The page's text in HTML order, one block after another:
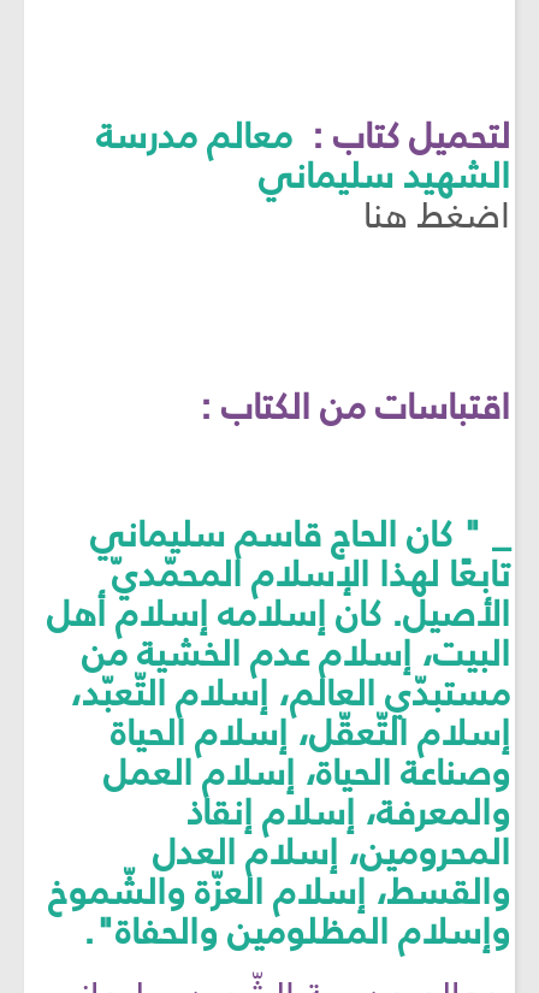
لتحميل كتاب : معالم مدرسة
الشهيد سليماني
اضغط هنا
اقتباسات من الكتاب :
_ " كان الحاج قاسم سليماني
تابعًا لهذا الإسلام المحمّديّ
الأصيل. كان إسلامه إسلام أهل
البيت، إسلام عدم الخشية من
مستبدّي العالم، إسلام التّعبّد،
إسلام التّعقّل، إسلام الحياة
وصناعة الحياة، إسلام العمل
والمعرفة، إسلام إنقاذ
المحرومين، إسلام العدل
والقسط، إسلام العزّة والشّموخ
وإسلام المظلومين والحفاة".